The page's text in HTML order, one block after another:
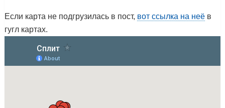
Если карта не подгрузилась в пост, вот ссылка на неёв
гугл картах.